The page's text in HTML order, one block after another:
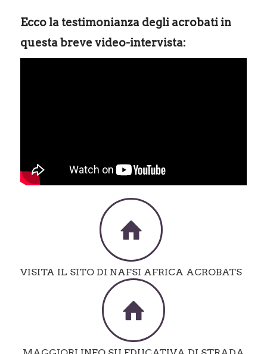
Ecco la testimonianza degli acrobati in
questa breve video-intervista:
VISITA IL SITO DI NAFSI AFRICA ACROBATS